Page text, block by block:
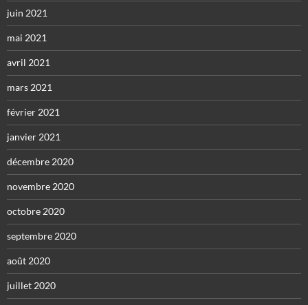
juin 2021
mai 2021
avril 2021
mars 2021
février 2021
janvier 2021
décembre 2020
novembre 2020
octobre 2020
septembre 2020
août 2020
juillet 2020